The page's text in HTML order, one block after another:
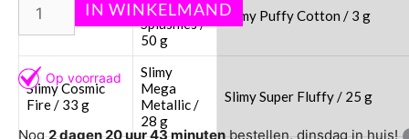
Slimy Crunchy /
50 g
Sweet
Splashies /
50 g
Slimy Puffy Cotton / 3 g
Slimy Cosmic
Fire / 33 g
Slimy
Mega
Metallic /
28 g
Slimy Super Fluffy / 25 g
Nog2 dagen 20 uur 43 minuten bestellen, dinsdag in huis!